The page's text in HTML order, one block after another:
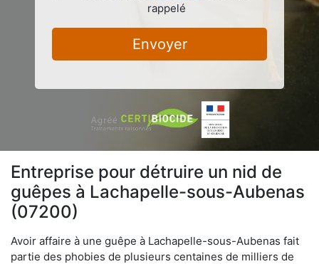
rappelé
Envoyer
Entreprise pour détruire un nid de
guêpes à Lachapelle-sous-Aubenas
(07200)
Avoir affaire à une guêpe à Lachapelle-sous-Aubenas fait
partie des phobies de plusieurs centaines de milliers de